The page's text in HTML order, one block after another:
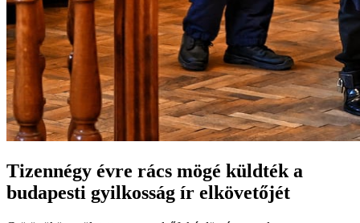
Tizennégy évre rács mögé küldték a
budapesti gyilkosság ír elkövetőjét